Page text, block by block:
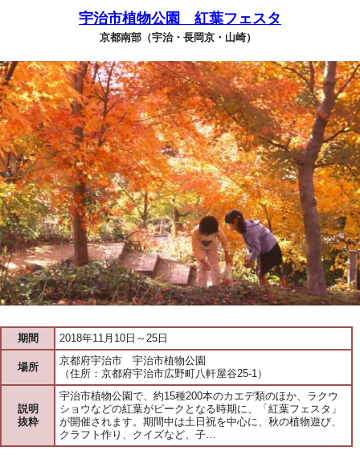
宇治市植物公園 紅葉フェスタ
京都南部（宇治・長岡京・山崎）
期間 2018年11月10日～25日
場所
京都府宇治市 宇治市植物公園
（住所：京都府宇治市広野町八軒屋谷25-1）
説明
抜粋
宇治市植物公園で、約15種200本のカエデ類のほか、ラクウ
ショウなどの紅葉がピークとなる時期に、「紅葉フェスタ」
が開催されます。期間中は土日祝を中心に、秋の植物遊び、
クラフト作り、クイズなど、子…